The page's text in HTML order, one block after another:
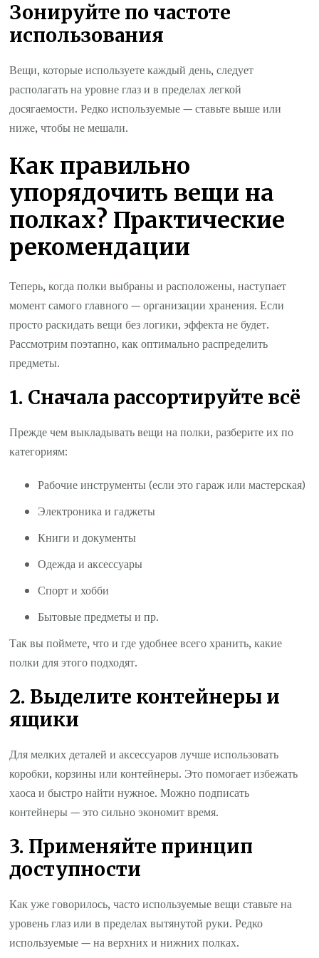
Зонируйте по частоте
использования
Вещи, которые используете каждый день, следует
располагать на уровне глаз и в пределах легкой
досягаемости. Редко используемые — ставьте выше или
ниже, чтобы не мешали.
Как правильно
упорядочить вещи на
полках? Практические
рекомендации
Теперь, когда полки выбраны и расположены, наступает
момент самого главного — организации хранения. Если
просто раскидать вещи без логики, эффекта не будет.
Рассмотрим поэтапно, как оптимально распределить
предметы.
1. Сначала рассортируйте всё
Прежде чем выкладывать вещи на полки, разберите их по
категориям:
Рабочие инструменты (если это гараж или мастерская)
Электроника и гаджеты
Книги и документы
Одежда и аксессуары
Спорт и хобби
Бытовые предметы и пр.
Так вы поймете, что и где удобнее всего хранить, какие
полки для этого подходят.
2. Выделите контейнеры и
ящики
Для мелких деталей и аксессуаров лучше использовать
коробки, корзины или контейнеры. Это помогает избежать
хаоса и быстро найти нужное. Можно подписать
контейнеры — это сильно экономит время.
3. Применяйте принцип
доступности
Как уже говорилось, часто используемые вещи ставьте на
уровень глаз или в пределах вытянутой руки. Редко
используемые — на верхних и нижних полках.